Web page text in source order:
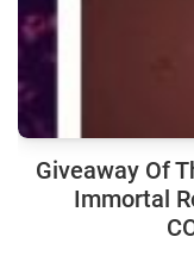
Giveaway Of
Immortal